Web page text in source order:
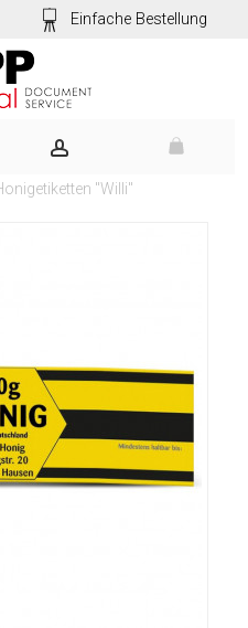
Einfache Bestellung
"Willi"